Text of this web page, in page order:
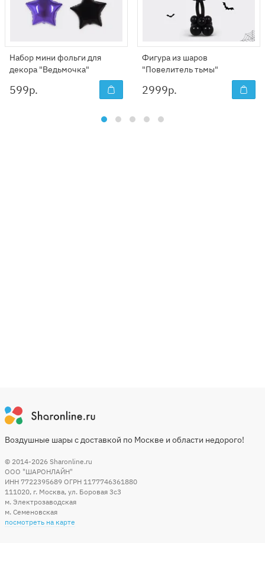
Набор мини фольги для
декора "Ведьмочка"
599р.
Фигура из шаров
"Повелитель тьмы"
2999р.
Воздушные шары с доставкой по Москве и области недорого!
© 2014-2026 Sharonline.ru
ООО "ШАРОНЛАЙН"
ИНН 7722395689 ОГРН 1177746361880
111020, г. Москва, ул. Боровая 3c3
м. Электрозаводская
м. Семеновская
посмотреть на карте